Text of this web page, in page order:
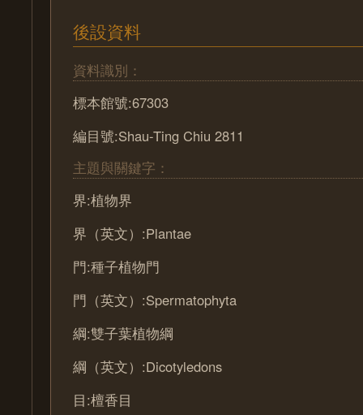
後設資料
資料識別：
標本館號:67303
編目號:Shau-Ting Chiu 2811
主題與關鍵字：
界:植物界
界（英文）:Plantae
門:種子植物門
門（英文）:Spermatophyta
綱:雙子葉植物綱
綱（英文）:Dicotyledons
目:檀香目